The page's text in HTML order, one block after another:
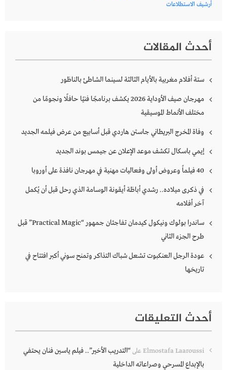
أرشيف الاستطلاعات
أحدث المقالات
ستة أفلام مغربية بالأيام الثالثة لسينما الشاطئ بالناظور
مهرجان صيف الأوداية 2026 يكشف برنامجًا فنيًا حافلًا ونجومًا من
مختلف الأنماط الموسيقية
وفاة المخرج البريطاني جاستن هاردي قبل أسابيع من عرض فيلمه الجديد
إيمي باسكال تكشف موعد الإعلان عن جيمس بوند الجديد
40 فيلماً وعروض أولى وفعاليات مهنية في مهرجان نافذة على أوروبا
في ذكرى ميلاده.. رشدي أباظة أيقونة الوسامة الذي رحل قبل أن يُكمل
آخر أفلامه
ساندرا بولوك ونيكول كيدمان تفاجئان جمهور “Practical Magic” قبل
طرح الجزء الثاني
عودة الرجل العنكبوت تشعل شباك التذاكر وتمنح سوني أكبر افتتاح في
تاريخها
أحدث التعليقات
Elmostafa Laaroussi على“التدريب الأخير”.. فيلم ياسين فنان يحتفي
بالإبداع المسرحي وصراعاته الداخلية